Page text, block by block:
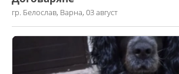
гр. Белослав, Варна, 03 август